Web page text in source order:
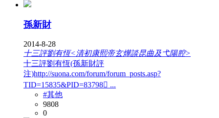
孫新財
2014-8-28
十三評劉有恆<清初康熙帝玄燁談昆曲及弋陽腔>
十三評劉有恆(孫新財評
注)http://suona.com/forum/forum_posts.asp?
TID=15835&PID=83798𔝖 ...
#其他
9808
0